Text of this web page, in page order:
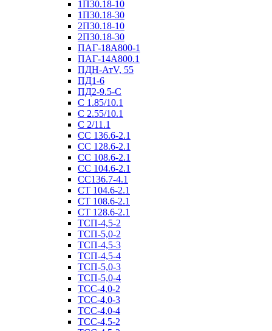
1П30.18-10
1П30.18-30
2П30.18-10
2П30.18-30
ПАГ-18А800-1
ПАГ-14А800.1
ПДН-АтV, 55
ПД1-6
ПД2-9.5-С
С 1.85/10.1
С 2.55/10.1
С 2/11.1
СС 136.6-2.1
СС 128.6-2.1
СС 108.6-2.1
СС 104.6-2.1
СС136.7-4.1
СТ 104.6-2.1
СТ 108.6-2.1
СТ 128.6-2.1
ТСП-4,5-2
ТСП-5,0-2
ТСП-4,5-3
ТСП-4,5-4
ТСП-5,0-3
ТСП-5,0-4
ТСС-4,0-2
ТСС-4,0-3
ТСС-4,0-4
ТСС-4,5-2